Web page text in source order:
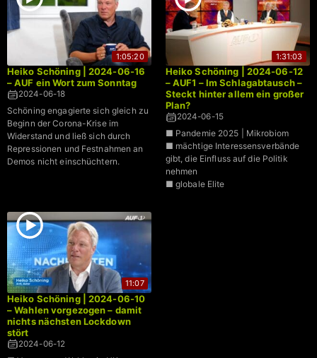
1:05:20
Heiko Schöning | 2024-06-16
– AUF ein Wort zum Sonntag
2024-06-18
Schöning engagierte sich gleich zu
Beginn der Corona-Krise im
Widerstand und ließ sich durch
Repressionen und Festnahmen an
Demos nicht einschüchtern.
1:31:03
Heiko Schöning | 2024-06-12
– AUF1 – Im Schlagabtausch –
Steckt hinter allem ein großer
Plan?
2024-06-15
■ Pandemie 2025 | Mikrobiom
■ mächtige Interessensverbände
gibt, die Einfluss auf die Politik
nehmen
■ globale Elite
11:07
Heiko Schöning | 2024-06-10
– Wahlen vorgezogen – damit
nichts nächsten Lockdown
stört
2024-06-12